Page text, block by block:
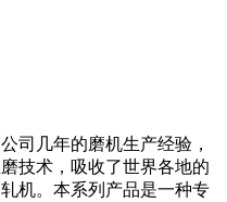
司几年的磨机生产经验，
技术，吸收了世界各地的
机。本系列产品是一种专